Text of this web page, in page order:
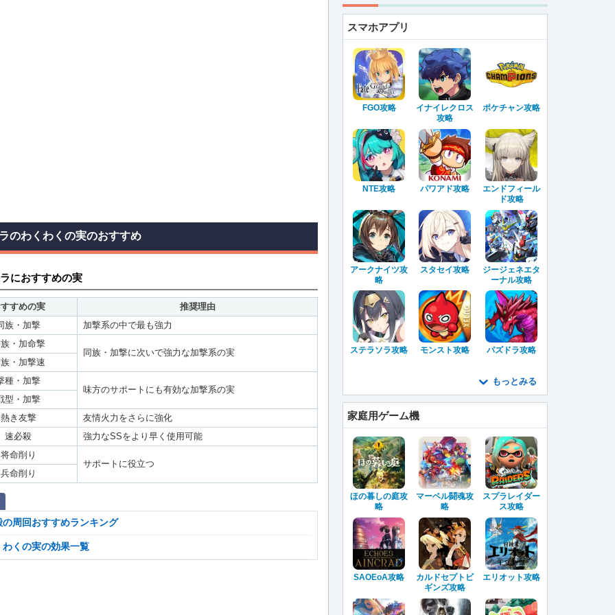
のわくわくの実のおすすめ
におすすめの実
すめの実
推奨理由
族・加撃
加撃系の中で最も強力
族・加命撃
同族・加撃に次いで強力な加撃系の実
族・加撃速
種・加撃
味方のサポートにも有効な加撃系の実
型・加撃
熱き友撃
友情火力をさらに強化
速必殺
強力なSSをより早く使用可能
将命削り
サポートに役立つ
兵命削り
の周回おすすめランキング
わくの実の効果一覧
スマホアプリ
FGO攻略
イナイレクロス
攻略
ポケチャン攻略
NTE攻略 パワアド攻略
エンドフィール
ド攻略
アークナイツ攻
略
スタセイ攻略
ジージェネエタ
ーナル攻略
ステラソラ攻略 モンスト攻略 パズドラ攻略
もっとみる
家庭用ゲーム機
ほの暮しの庭攻
略
マーベル闘魂攻
略
スプラレイダー
ス攻略
SAOEoA攻略
カルドセプトビ
ギンズ攻略
エリオット攻略